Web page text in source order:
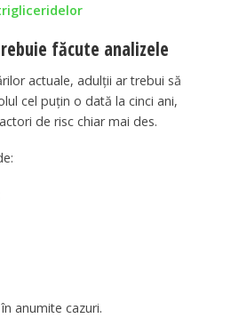
făcute analizele
actuale, adulții ar trebui să
cel puțin o dată la cinci ani,
de risc chiar mai des.
anumite cazuri.